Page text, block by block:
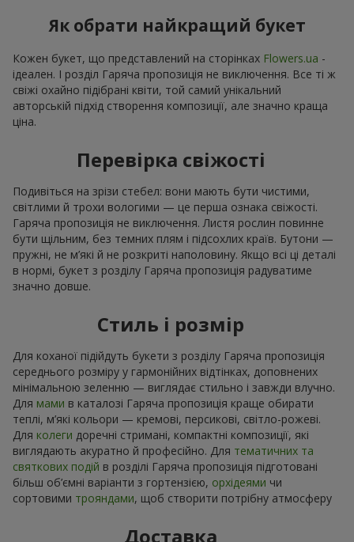
Як обрати найкращий букет
Кожен букет, що представлений на сторінках Flowers.ua -
ідеален. І розділ Гаряча пропозиція не виключення. Все ті ж
свіжі охайно підібрані квіти, той самий унікальний
авторській підхід створення композиції, але значно краща
ціна.
Перевірка свіжості
Подивіться на зрізи стебел: вони мають бути чистими,
світлими й трохи вологими — це перша ознака свіжості.
Гаряча пропозиція не виключення. Листя рослин повинне
бути щільним, без темних плям і підсохлих країв. Бутони —
пружні, не м’які й не розкриті наполовину. Якщо всі ці деталі
в нормі, букет з розділу Гаряча пропозиція радуватиме
значно довше.
Стиль і розмір
Для коханої підійдуть букети з розділу Гаряча пропозиція
середнього розміру у гармонійних відтінках, доповнених
мінімальною зеленню — виглядає стильно і завжди влучно.
Для мами в каталозі Гаряча пропозиція краще обирати
теплі, м’які кольори — кремові, персикові, світло-рожеві.
Для колеги доречні стримані, компактні композиції, які
виглядають акуратно й професійно. Для тематичних та
святкових подій в розділі Гаряча пропозиція підготовані
більш об’ємні варіанти з гортензією, орхідеями чи
сортовими трояндами, щоб створити потрібну атмосферу
Доставка